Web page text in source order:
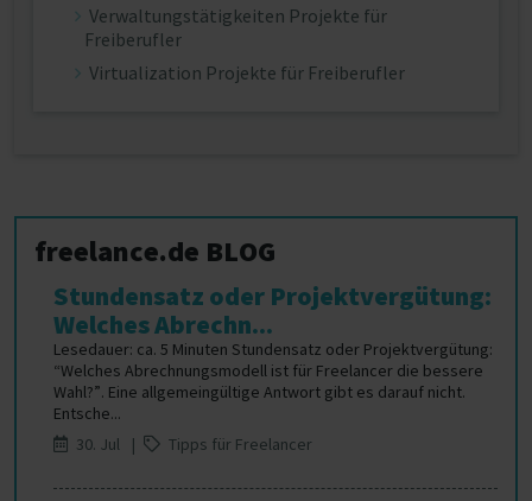
Verwaltungstätigkeiten Projekte für
Freiberufler
Virtualization Projekte für Freiberufler
freelance.de BLOG
Stundensatz oder Projektvergütung:
Welches Abrechn...
Lesedauer: ca. 5 Minuten Stundensatz oder Projektvergütung:
“Welches Abrechnungsmodell ist für Freelancer die bessere
Wahl?”. Eine allgemeingültige Antwort gibt es darauf nicht.
Entsche...
30. Jul |
Tipps für Freelancer